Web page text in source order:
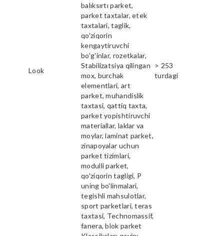
Look
balıksırtı parket,
parket taxtalar, etek
taxtalari, taglik,
qo'ziqorin
kengaytiruvchi
bo'g'inlar, rozetkalar,
Stabilizatsiya qilingan
mox, burchak
elementlari, art
parket, muhandislik
taxtasi, qattiq taxta,
parket yopishtiruvchi
materiallar, laklar va
moylar, laminat parket,
zinapoyalar uchun
parket tizimlari,
modulli parket,
qo'ziqorin tagligi, P
uning bo'linmalari,
tegishli mahsulotlar,
sport parketlari, teras
taxtasi, Technomassif,
fanera, blok parket
> 253
turdagi